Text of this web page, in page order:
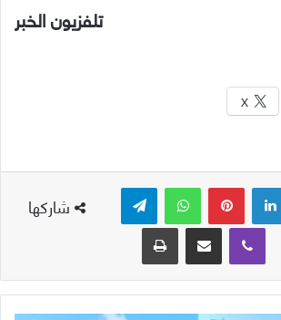
تلفزيون الخبر
X
شاركها
لينكدإن بينتيريست واتساب
ڤايبر
مشاركة عبر البريد طباعة